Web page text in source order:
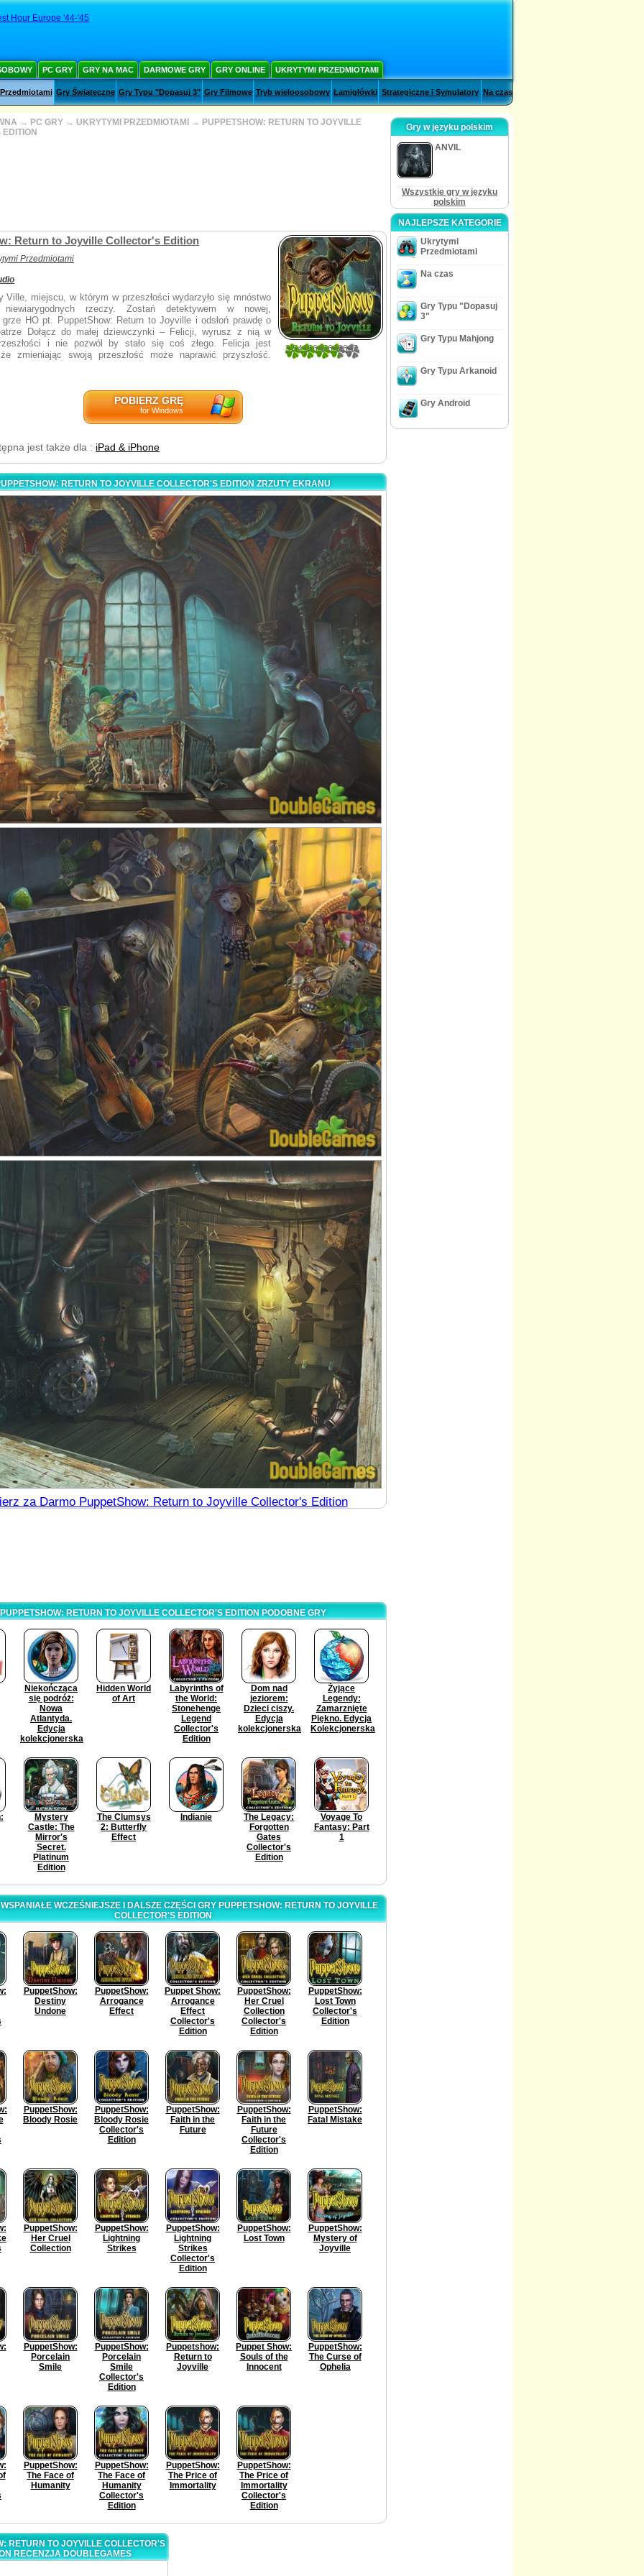
Hour Europe '44-'45
PC GRY GRY NA MAC DARMOWE GRY GRY ONLINE UKRYTYMI PRZEDMIOTAMI
Gry Świąteczne Gry Typu "Dopasuj 3" Gry Filmowe Tryb wieloosobowy Łamigłówki Strategiczne i Symulatory Na czas
→ PC GRY → UKRYTYMI PRZEDMIOTAMI → PUPPETSHOW: RETURN TO JOYVILLE
3.5416666666667
Return to Joyville Collector's Edition
Przedmiotami
Ville, miejscu, w którym w przeszłości wydarzyło się mnóstwo
rzeczy. Zostań detektywem w nowej,
HO pt. PuppetShow: Return to Joyville i odsłoń prawdę o
Dołącz do małej dziewczynki – Felicji, wyrusz z nią w
i nie pozwól by stało się coś złego. Felicja jest
zmieniając swoją przeszłość może naprawić przyszłość.
POBIERZ GRĘ
for Windows
jest także dla : iPad & iPhone
RETURN TO JOYVILLE COLLECTOR'S EDITION ZRZUTY EKRANU
za Darmo PuppetShow: Return to Joyville Collector's Edition
PUPPETSHOW: RETURN TO JOYVILLE COLLECTOR'S EDITION PODOBNE GRY
Niekończąca
się podróż:
Nowa
Atlantyda.
Edycja
kolekcjonerska
Hidden World
of Art
Labyrinths of
the World:
Stonehenge
Legend
Collector's
Edition
Dom nad
jeziorem:
Dzieci ciszy.
Edycja
kolekcjonerska
Żyjące
Legendy:
Zamarznięte
Piękno. Edycja
Kolekcjonerska
Mystery
Castle: The
Mirror's
Secret.
Platinum
Edition
The Clumsys
2: Butterfly
Effect
Indianie
The Legacy:
Forgotten
Gates
Collector's
Edition
Voyage To
Fantasy: Part
1
WCZEŚNIEJSZE I DALSZE CZĘŚCI GRY PUPPETSHOW: RETURN TO JOYVILLE
COLLECTOR'S EDITION
PuppetShow:
Destiny
Undone
PuppetShow:
Arrogance
Effect
Puppet Show:
Arrogance
Effect
Collector's
Edition
PuppetShow:
Her Cruel
Collection
Collector's
Edition
PuppetShow:
Lost Town
Collector's
Edition
PuppetShow:
Bloody Rosie
PuppetShow:
Bloody Rosie
Collector's
Edition
PuppetShow:
Faith in the
Future
PuppetShow:
Faith in the
Future
Collector's
Edition
PuppetShow:
Fatal Mistake
PuppetShow:
Her Cruel
Collection
PuppetShow:
Lightning
Strikes
PuppetShow:
Lightning
Strikes
Collector's
Edition
PuppetShow:
Lost Town
PuppetShow:
Mystery of
Joyville
PuppetShow:
Porcelain
Smile
PuppetShow:
Porcelain
Smile
Collector's
Edition
Puppetshow:
Return to
Joyville
Puppet Show:
Souls of the
Innocent
PuppetShow:
The Curse of
Ophelia
PuppetShow:
The Face of
Humanity
PuppetShow:
The Face of
Humanity
Collector's
Edition
PuppetShow:
The Price of
Immortality
PuppetShow:
The Price of
Immortality
Collector's
Edition
RETURN TO JOYVILLE COLLECTOR'S
RECENZJA DOUBLEGAMES
Gry w języku polskim
ANVIL
Wszystkie gry w języku
polskim
NAJLEPSZE KATEGORIE
Ukrytymi
Przedmiotami
Na czas
Gry Typu "Dopasuj
3"
Gry Typu Mahjong
Gry Typu Arkanoid
Gry Android